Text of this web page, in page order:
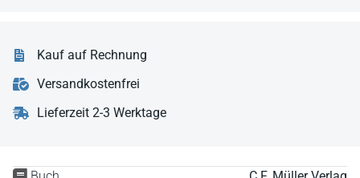
Kauf auf Rechnung
Versandkostenfrei
Lieferzeit 2-3 Werktage